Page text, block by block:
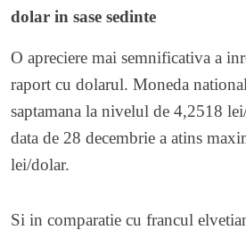
dolar in sase sedinte
O apreciere mai semnificativa a
raport cu dolarul. Moneda
saptamana la nivelul de 4,2518
data de 28 decembrie a atins
lei/dolar.
Si in comparatie cu francul